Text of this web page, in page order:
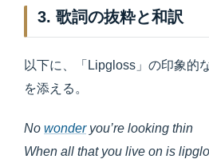
3. 歌詞の抜粋と和訳
以下に、「Lipgloss」の印象的
を添える。
No wonderyou’re looking thin
When all that you live on is